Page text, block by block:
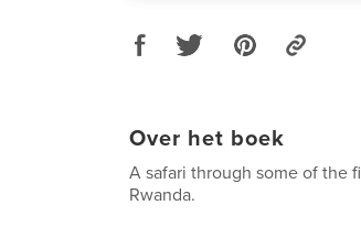
Over het boek
A safari through some of the
Rwanda.